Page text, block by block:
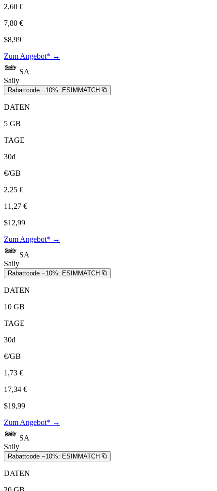
2,60 €
7,80 €
$8,99
Zum Angebot* →
SA
Saily
Rabattcode −10%: ESIMMATCH
DATEN
5 GB
TAGE
30d
€/GB
2,25 €
11,27 €
$12,99
Zum Angebot* →
SA
Saily
Rabattcode −10%: ESIMMATCH
DATEN
10 GB
TAGE
30d
€/GB
1,73 €
17,34 €
$19,99
Zum Angebot* →
SA
Saily
Rabattcode −10%: ESIMMATCH
DATEN